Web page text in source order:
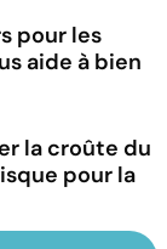
pour les
aide à bien
la croûte du
pour la